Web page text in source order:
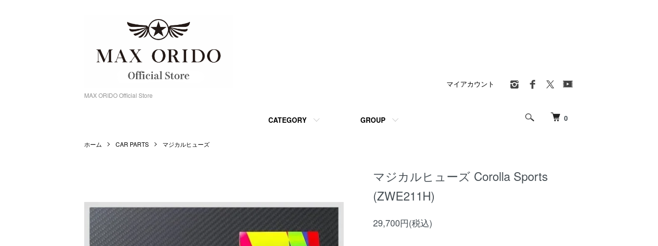
MAX ORIDO Official Store
0
CATEGORY GROUP
マイアカウント
ホーム CAR PARTS マジカルヒューズ
マジカルヒューズ Corolla Sports
(ZWE211H)
29,700円(税込)